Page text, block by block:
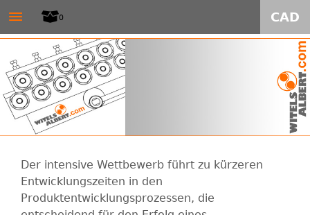
zum
Inhalt
W
T
E
S
0
≡ CAD
Der intensive Wettbewerb führt zu kürzeren
Entwicklungszeiten in den
Produktentwicklungsprozessen, die